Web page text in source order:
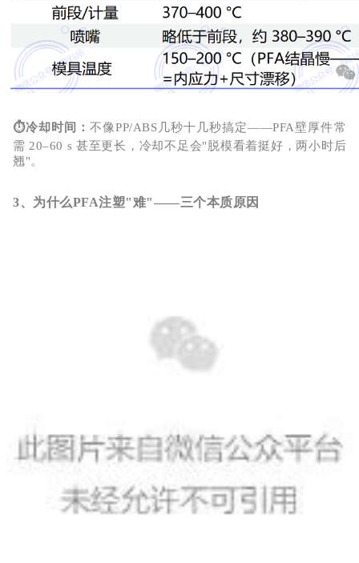
⏱冷却时间 ：不像PP/ABS几秒十几秒搞定——PFA壁厚件常
需 20–60 s 甚至更长，冷却不足会"脱模看着挺好，两小时后
翘"。
3、为什么PFA注塑"难"——三个本质原因